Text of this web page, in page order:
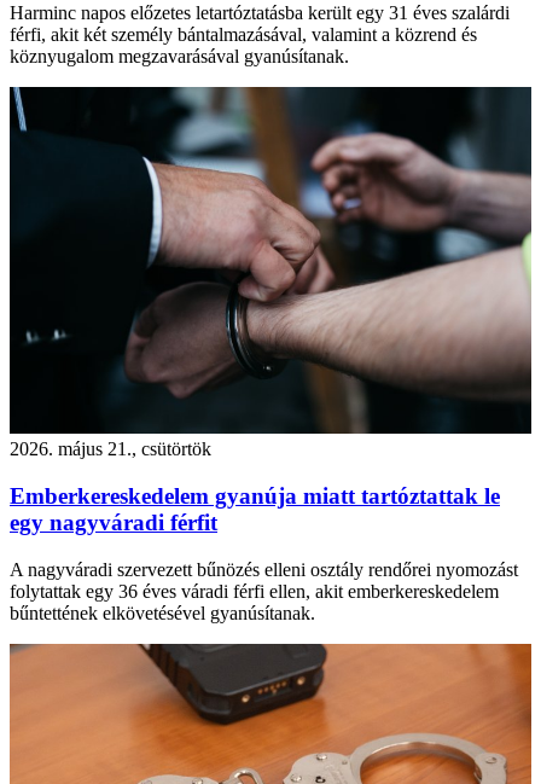
Harminc napos előzetes letartóztatásba került egy 31 éves szalárdi
férfi, akit két személy bántalmazásával, valamint a közrend és
köznyugalom megzavarásával gyanúsítanak.
2026. május 21., csütörtök
Emberkereskedelem gyanúja miatt tartóztattak le
egy nagyváradi férfit
A nagyváradi szervezett bűnözés elleni osztály rendőrei nyomozást
folytattak egy 36 éves váradi férfi ellen, akit emberkereskedelem
bűntettének elkövetésével gyanúsítanak.